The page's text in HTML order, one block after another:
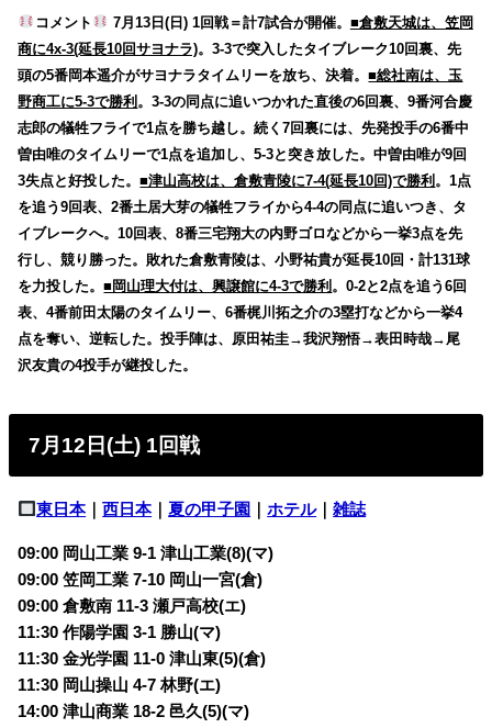
コメント 7月13日(日) 1回戦＝計7試合が開催。 ■倉敷天城は、笠岡
商に4x-3(延長10回サヨナラ)。3-3で突入したタイブレーク10回裏、先
頭の5番岡本遥介がサヨナラタイムリーを放ち、決着。■総社南は、玉
野商工に5-3で勝利。3-3の同点に追いつかれた直後の6回裏、9番河合慶
志郎の犠牲フライで1点を勝ち越し。続く7回裏には、先発投手の6番中
曽由唯のタイムリーで1点を追加し、5-3と突き放した。中曽由唯が9回
3失点と好投した。■津山高校は、倉敷青陵に7-4(延長10回)で勝利。1点
を追う9回表、2番土居大芽の犠牲フライから4-4の同点に追いつき、タ
イブレークへ。10回表、8番三宅翔大の内野ゴロなどから一挙3点を先
行し、競り勝った。敗れた倉敷青陵は、小野祐貴が延長10回・計131球
を力投した。■岡山理大付は、興譲館に4-3で勝利。0-2と2点を追う6回
表、4番前田太陽のタイムリー、6番梶川拓之介の3塁打などから一挙4
点を奪い、逆転した。投手陣は、原田祐圭→我沢翔悟→表田時哉→尾
沢友貴の4投手が継投した。
7月12日(土) 1回戦
東日本｜西日本｜夏の甲子園 ｜ホテル｜雑誌
09:00 岡山工業 9-1 津山工業(8)(マ)
09:00 笠岡工業 7-10 岡山一宮(倉)
09:00 倉敷南 11-3 瀬戸高校(エ)
11:30 作陽学園 3-1 勝山(マ)
11:30 金光学園 11-0 津山東(5)(倉)
11:30 岡山操山 4-7 林野(エ)
14:00 津山商業 18-2 邑久(5)(マ)